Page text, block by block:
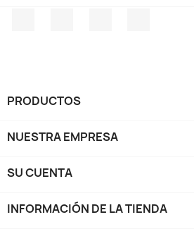
PRODUCTOS
NUESTRA EMPRESA
SU CUENTA
INFORMACIÓN DE LA TIENDA